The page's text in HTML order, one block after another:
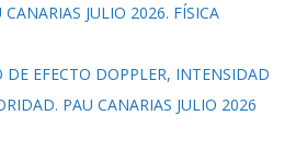
JULIO 2026. FÍSICA
DE EFECTO DOPPLER, INTENSIDAD
PAU CANARIAS JULIO 2026